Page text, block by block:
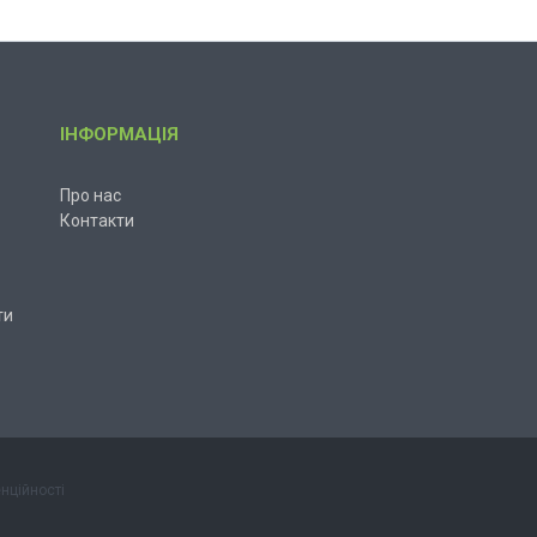
ІНФОРМАЦІЯ
Про нас
Контакти